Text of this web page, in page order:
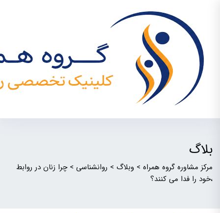
بلاگ
مرکز مشاوره گروه همراه > وبلاگ > روانشناسی >چرا زنان در روابط
،خود را فدا می کنند؟